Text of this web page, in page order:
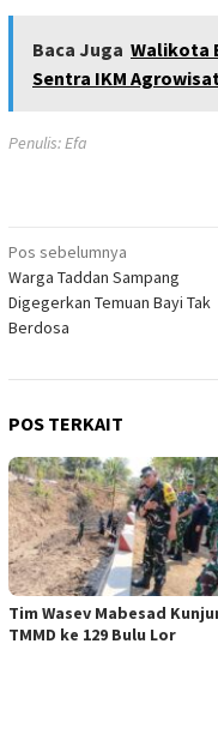
Baca Juga Walikota
Sentra IKM
Penulis: Efa
Navigasi
pos
Pos sebelumnya
Warga Taddan Sampang
Digegerkan Temuan Bayi Tak
Berdosa
POS TERKAIT
Tim Wasev Mabesad
TMMD ke 129 Bulu Lor